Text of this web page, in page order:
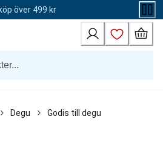
över 499 kr
Degu Godis till degu